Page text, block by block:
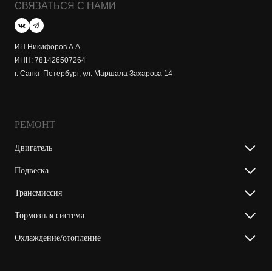
СВЯЗАТЬСЯ С НАМИ
ИП Никифоров А.А.
ИНН: 781426507264
г. Санкт-Петербург, ул. Маршала Захарова 14
РЕМОНТ
Двигатель
Подвеска
Трансмиссия
Тормозная система
Охлаждение/отопление